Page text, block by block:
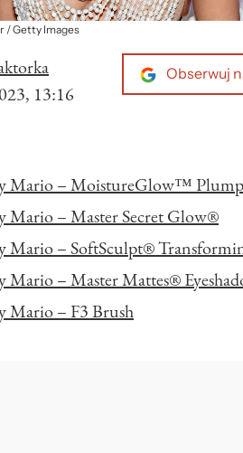
/ Getty Images
13:16
Obserwuj
Mario – MoistureGlow™
Mario – Master Secret Glow®
Mario – SoftSculpt®
– Master Mattes®
Mario – F3 Brush